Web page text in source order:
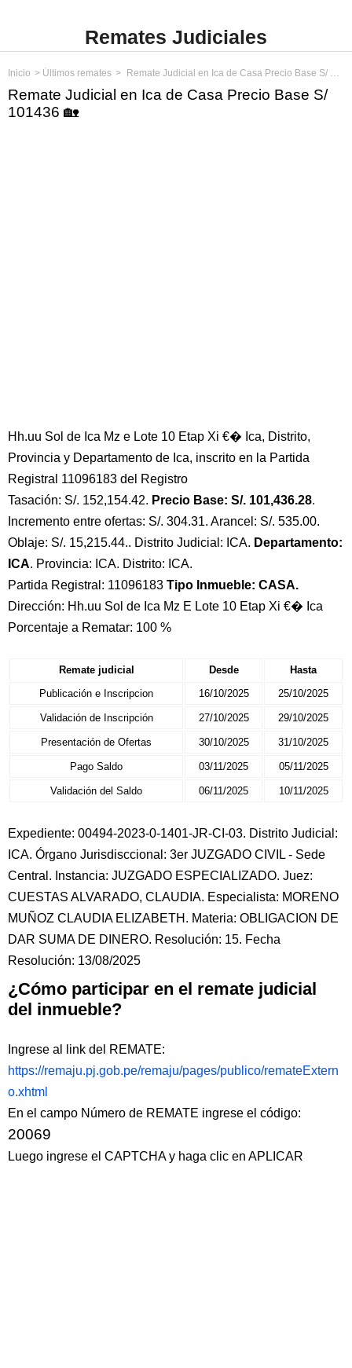
Remates Judiciales
Inicio Últimos remates Remate Judicial en Ica de Casa Precio Base S/ 101436
Remate Judicial en Ica de Casa Precio Base S/
101436 🏡
Hh.uu Sol de Ica Mz e Lote 10 Etap Xi €� Ica, Distrito,
Provincia y Departamento de Ica, inscrito en la Partida
Registral 11096183 del Registro
Tasación: S/. 152,154.42. Precio Base: S/. 101,436.28.
Incremento entre ofertas: S/. 304.31. Arancel: S/. 535.00.
Oblaje: S/. 15,215.44.. Distrito Judicial: ICA. Departamento:
ICA. Provincia: ICA. Distrito: ICA.
Partida Registral: 11096183 Tipo Inmueble: CASA.
Dirección: Hh.uu Sol de Ica Mz E Lote 10 Etap Xi €� Ica
Porcentaje a Rematar: 100 %
Remate judicial Desde
Hasta
Publicación e Inscripcion
16/10/2025 25/10/2025
Validación de Inscripción 27/10/2025 29/10/2025
Presentación de Ofertas 30/10/2025 31/10/2025
Pago Saldo 03/11/2025 05/11/2025
Validación del Saldo 06/11/2025 10/11/2025
Expediente: 00494-2023-0-1401-JR-CI-03. Distrito Judicial:
ICA. Órgano Jurisdisccional: 3er JUZGADO CIVIL - Sede
Central. Instancia: JUZGADO ESPECIALIZADO. Juez:
CUESTAS ALVARADO, CLAUDIA. Especialista: MORENO
MUÑOZ CLAUDIA ELIZABETH. Materia: OBLIGACION DE
DAR SUMA DE DINERO. Resolución: 15. Fecha
Resolución: 13/08/2025
¿Cómo participar en el remate judicial
del inmueble?
Ingrese al link del REMATE:
https://remaju.pj.gob.pe/remaju/pages/publico/remateExtern
o.xhtml
En el campo Número de REMATE ingrese el código:
20069
Luego ingrese el CAPTCHA y haga clic en APLICAR